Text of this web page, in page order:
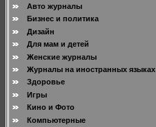
Авто журналы
Бизнес и политика
Дизайн
Для мам и детей
Женские журналы
Журналы на иностранных языках
Здоровье
Игры
Кино и Фото
Компьютерные